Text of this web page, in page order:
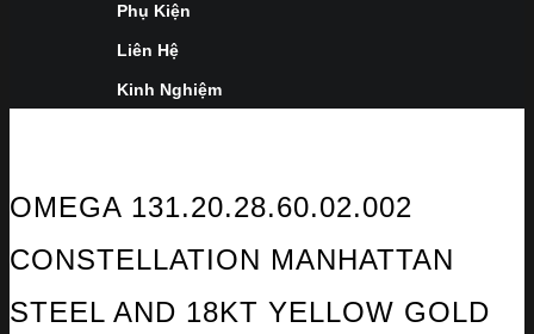
Phụ Kiện
Liên Hệ
Kinh Nghiệm
OMEGA 131.20.28.60.02.002
CONSTELLATION MANHATTAN
STEEL AND 18KT YELLOW GOLD